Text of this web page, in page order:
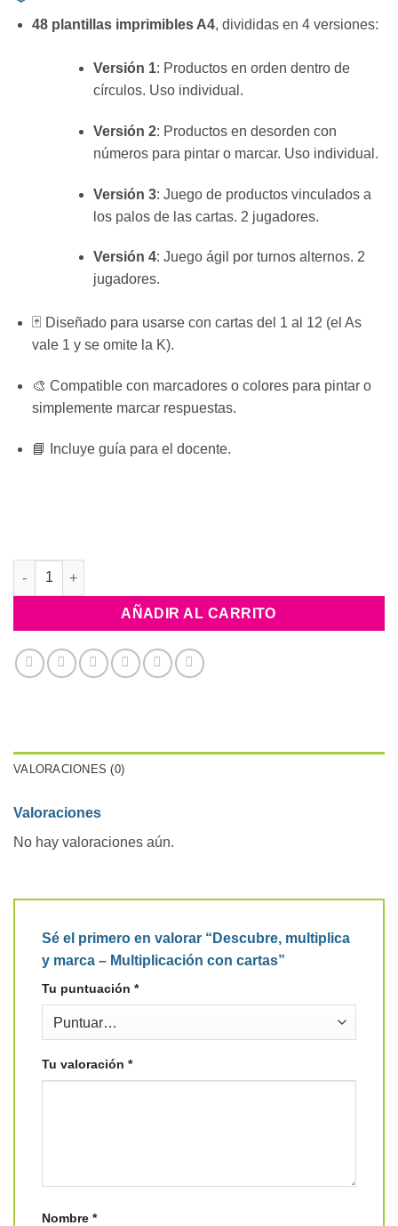
48 plantillas imprimibles A4, divididas en 4 versiones:
Versión 1: Productos en orden dentro de
círculos. Uso individual.
Versión 2: Productos en desorden con
números para pintar o marcar. Uso individual.
Versión 3: Juego de productos vinculados a
los palos de las cartas. 2 jugadores.
Versión 4: Juego ágil por turnos alternos. 2
jugadores.
🃏 Diseñado para usarse con cartas del 1 al 12 (el As
vale 1 y se omite la K).
🎨 Compatible con marcadores o colores para pintar o
simplemente marcar respuestas.
📘 Incluye guía para el docente.
AÑADIR AL CARRITO
VALORACIONES (0)
Valoraciones
No hay valoraciones aún.
Sé el primero en valorar “Descubre, multiplica
y marca – Multiplicación con cartas”
Tu puntuación *
Tu valoración *
Nombre *